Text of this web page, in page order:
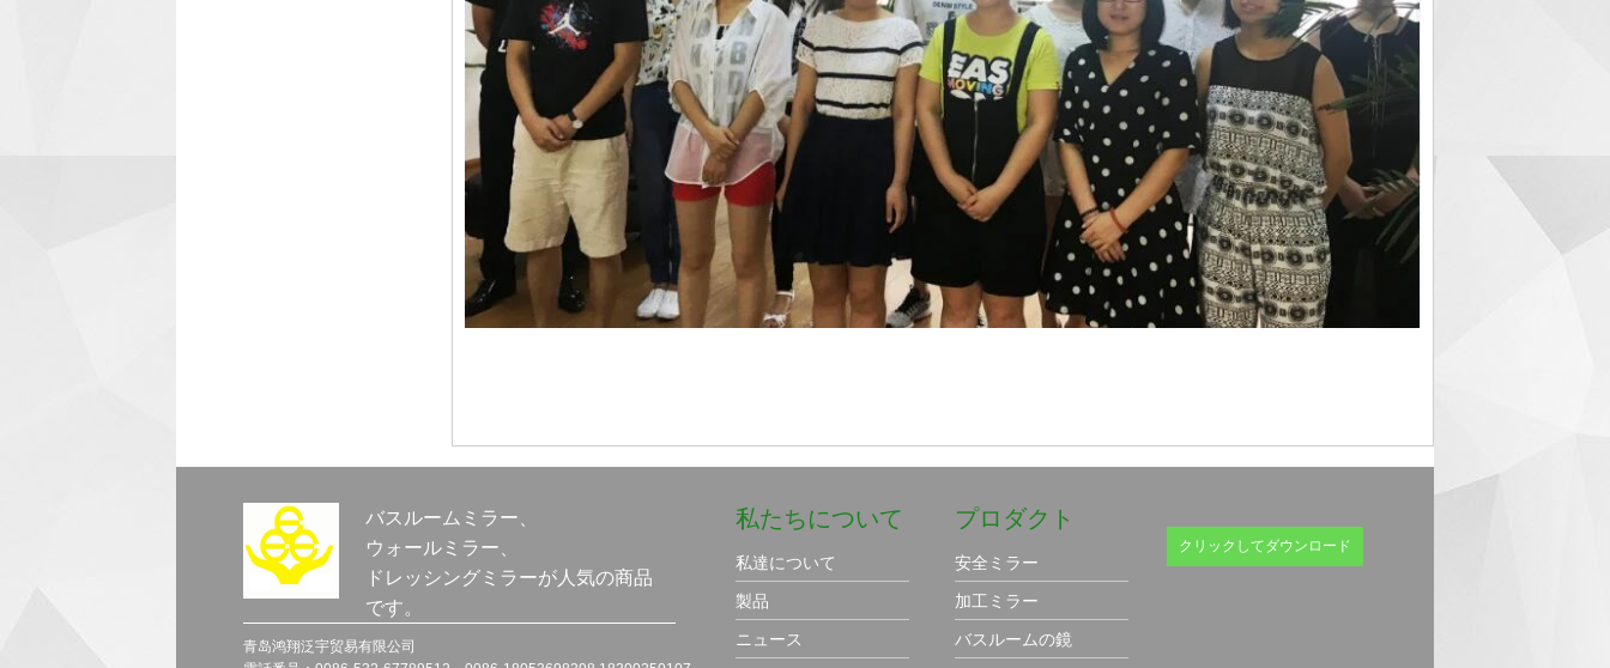
バスルームミラー、
ウォールミラー、
ドレッシングミラーが人気の商品
です。
青岛鸿翔泛宇贸易有限公司
私たちについて
私達について
製品
ニュース
プロダクト
安全ミラー
加工ミラー
バスルームの鏡
クリックしてダウンロード